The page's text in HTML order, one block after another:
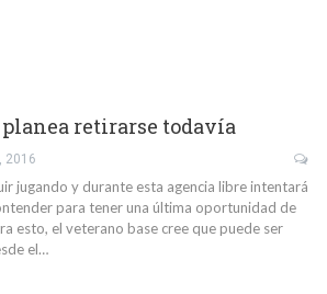
retirarse todavía
2016
jugando y durante esta agencia libre intentará
para tener una última oportunidad de
esto, el veterano base cree que puede ser
el…